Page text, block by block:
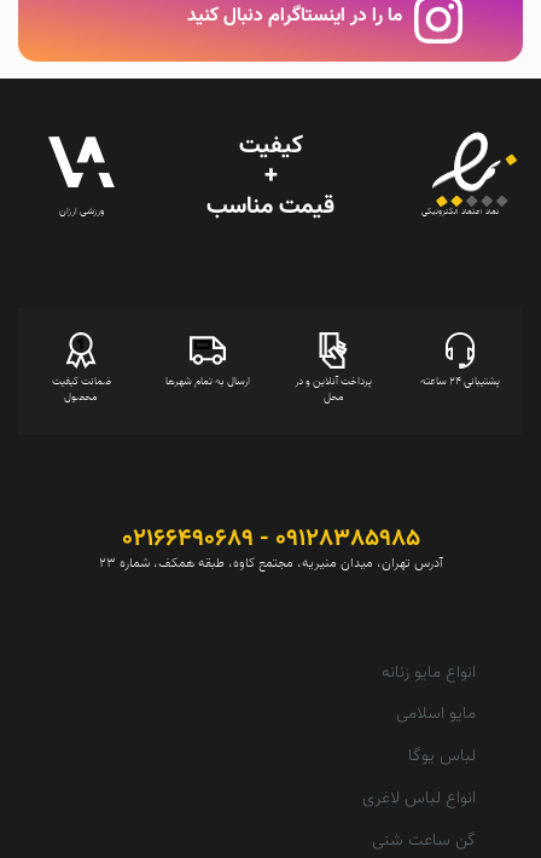
ما را در اینستاگرام دنبال کنید
نماد اعتماد الکترونیکی
کیفیت
+
قیمت‌ مناسب ورزشی ارزان
پشتیبانی 24 ساعته
پرداخت آنلاین و در
محل
ارسال به تمام شهرها
ضمانت کیفیت
محصول
09128385985 - 02166490689
آدرس تهران، میدان منیریه، مجتمع کاوه، طبقه همکف، شماره 23
انواع مایو زنانه
مایو اسلامی
لباس یوگا
انواع لباس لاغری
گن ساعت شنی